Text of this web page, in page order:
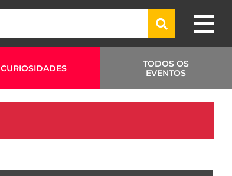
CURIOSIDADES
TODOS OS
EVENTOS